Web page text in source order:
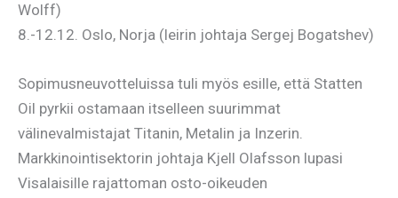
Wolff)
8.-12.12. Oslo, Norja (leirin johtaja Sergej Bogatshev)
Sopimusneuvotteluissa tuli myös esille, että Statten
Oil pyrkii ostamaan itselleen suurimmat
välinevalmistajat Titanin, Metalin ja Inzerin.
Markkinointisektorin johtaja Kjell Olafsson lupasi
Visalaisille rajattoman osto-oikeuden